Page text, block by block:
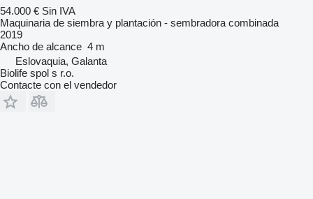
54.000 € Sin IVA
Maquinaria de siembra y plantación - sembradora combinada
2019
Ancho de alcance 4 m
Eslovaquia, Galanta
Biolife spol s r.o.
Contacte con el vendedor